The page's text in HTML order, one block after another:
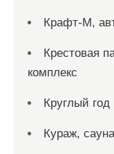
Крафт-М,
Крестовая
комплекс
Круглый год
Кураж, сауна